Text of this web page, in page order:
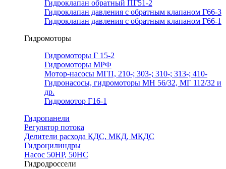
Гидроклапан обратный ПГ51-2
Гидроклапан давления с обратным клапаном Г66-3
Гидроклапан давления с обратным клапаном Г66-1
Гидромоторы
Гидромоторы Г 15-2
Гидромоторы МРФ
Мотор-насосы МГП, 210-; 303-; 310-; 313-; 410-
Гидронасосы, гидромоторы МН 56/32, МГ 112/32 и
др.
Гидромотор Г16-1
Гидропанели
Регулятор потока
Делители расхода КДС, МКД, МКДС
Гидроцилиндры
Насос 50НР, 50НС
Гидродроссели